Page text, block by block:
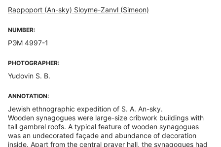
Rappoport (An-sky) Sloyme-Zanvl (Simeon)
NUMBER:
РЭМ 4997-1
PHOTOGRAPHER:
Yudovin S. B.
ANNOTATION:
Jewish ethnographic expedition of S. A. An-sky.
Wooden synagogues were large-size cribwork buildings with
tall gambrel roofs. A typical feature of wooden synagogues
was an undecorated façade and abundance of decoration
inside. Apart from the central prayer hall, the synagogues had